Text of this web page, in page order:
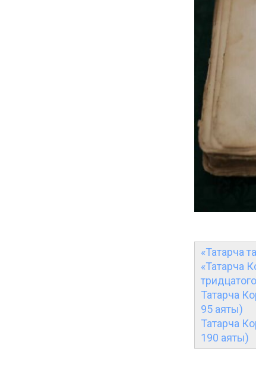
«Татарча
«Татарча
Татарча
95 аяты)
Татарча
190 аяты)